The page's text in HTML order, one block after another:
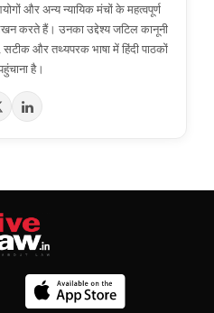
और अन्य न्यायिक मंचों के महत्वपूर्ण
करते हैं। उनका उद्देश्य जटिल कानूनी
सटीक और तथ्यपरक भाषा में हिंदी पाठकों
है।